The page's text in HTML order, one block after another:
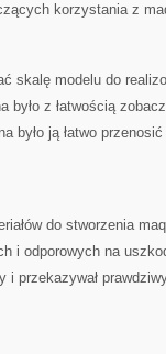
korzystania z
skalę modelu⁢ do
było​ z łatwością
było ⁣ją​ łatwo
do‌ stworzenia
i odporowych na⁤
⁤i przekazywał